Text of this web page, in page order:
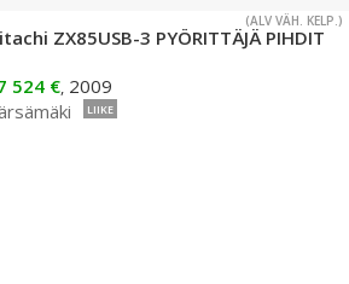
(ALV VÄH. KELP.)
ZX85USB-3 PYÖRITTÄJÄ PIHDIT
524 €, 2009
LIIKE